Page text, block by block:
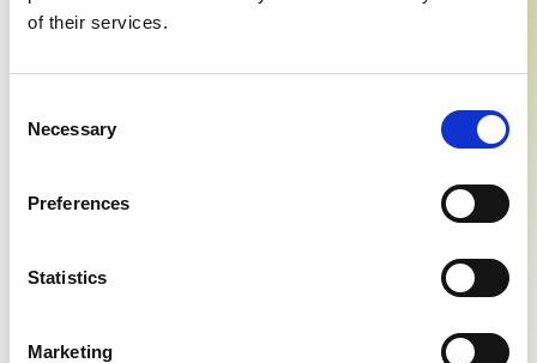
of their services.
Selection
Necessary
Preferences
Statistics
Marketing
2.896,00€